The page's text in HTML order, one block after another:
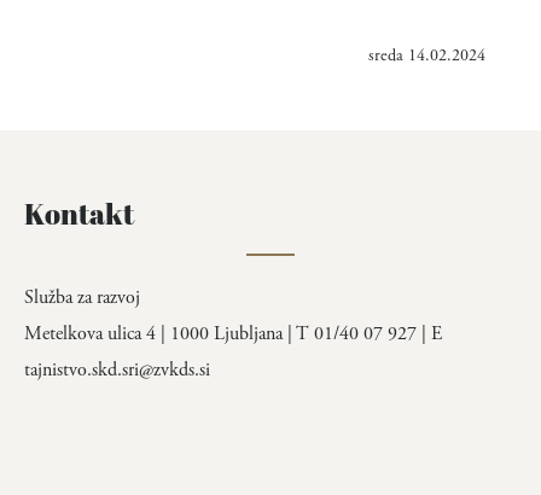
sreda 14.02.2024
Kontakt
Služba za razvoj
Metelkova ulica 4 | 1000 Ljubljana | T 01/40 07 927 | E
tajnistvo.skd.sri@zvkds.si